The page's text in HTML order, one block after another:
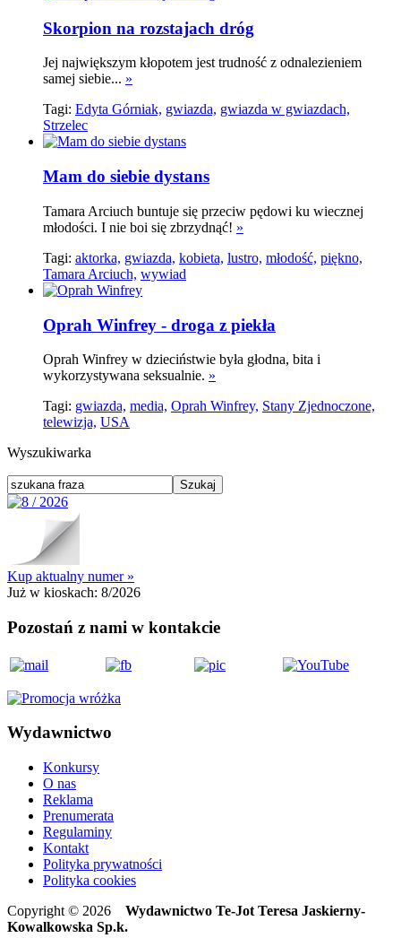
Skorpion na rozstajach dróg
Jej największym kłopotem jest trudność z odnalezieniem
samej siebie... »
Tagi: Edyta Górniak, gwiazda, gwiazda w gwiazdach,
Strzelec
Mam do siebie dystans
Tamara Arciuch buntuje się przeciw pędowi ku wiecznej
młodości. I nie boi się zbrzydnąć! »
Tagi: aktorka, gwiazda, kobieta, lustro, młodość, piękno,
Tamara Arciuch, wywiad
Oprah Winfrey - droga z piekła
Oprah Winfrey w dzieciństwie była głodna, bita i
wykorzystywana seksualnie. »
Tagi: gwiazda, media, Oprah Winfrey, Stany Zjednoczone,
telewizja, USA
Wyszukiwarka
Kup aktualny numer »
Już w kioskach: 8/2026
Pozostań z nami w kontakcie
Wydawnictwo
Konkursy
O nas
Reklama
Prenumerata
Regulaminy
Kontakt
Polityka prywatności
Polityka cookies
Copyright © 2026 Wydawnictwo Te-Jot Teresa Jaskierny-
Kowalkowska Sp.k.